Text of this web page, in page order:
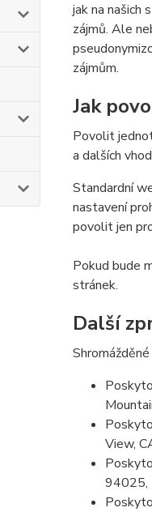
jak na našich
zájmů. Ale
zájmům.
Jak
Povolit
a dalších
Standardní
nastavení
povolit jen
Pokud bude
stránek.
Další
View,
94025,